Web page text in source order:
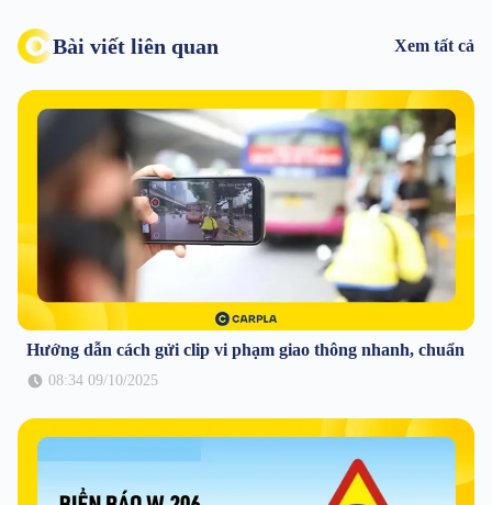
Bài viết liên quan Xem tất cả
Hướng dẫn cách gửi clip vi phạm giao thông nhanh, chuẩn
08:34 09/10/2025